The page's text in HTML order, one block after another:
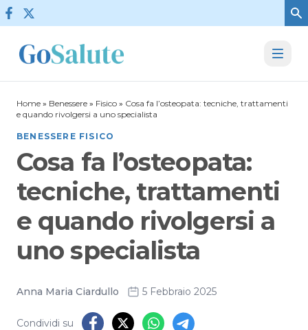
Vai al contenuto
Home » Benessere » Fisico » Cosa fa l’osteopata: tecniche, trattamenti
e quando rivolgersi a uno specialista
BENESSERE FISICO
Cosa fa l’osteopata:
tecniche, trattamenti
e quando rivolgersi a
uno specialista
Anna Maria Ciardullo 5 Febbraio 2025
Condividi su